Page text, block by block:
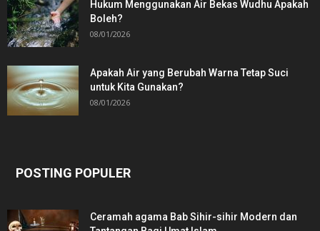
Hukum Menggunakan Air Bekas Wudhu Apakah
Boleh?
08/01/2026
Apakah Air yang Berubah Warna Tetap Suci
untuk Kita Gunakan?
08/01/2026
POSTING POPULER
Ceramah agama Bab Sihir-sihir Modern dan